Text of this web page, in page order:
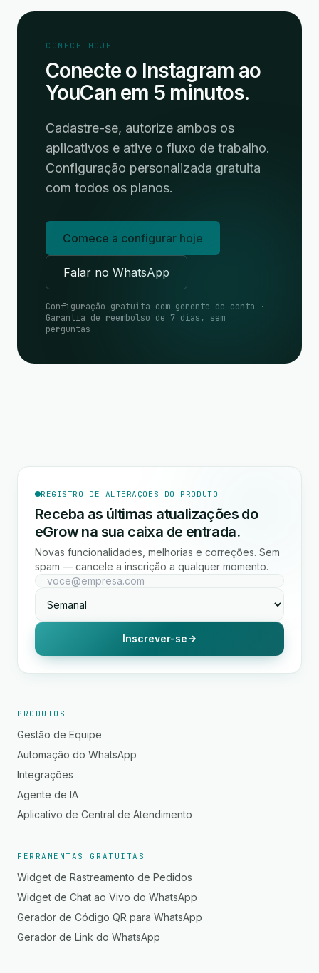
COMECE HOJE
Conecte o Instagram ao
YouCan em 5 minutos.
Cadastre-se, autorize ambos os
aplicativos e ative o fluxo de trabalho.
Configuração personalizada gratuita
com todos os planos.
Comece a configurar hoje
Falar no WhatsApp
Configuração gratuita com gerente de conta ·
Garantia de reembolso de 7 dias, sem
perguntas
REGISTRO DE ALTERAÇÕES DO PRODUTO
Receba as últimas atualizações do
eGrow na sua caixa de entrada.
Novas funcionalidades, melhorias e correções. Sem
spam — cancele a inscrição a qualquer momento.
Inscrever-se
PRODUTOS
Gestão de Equipe
Automação do WhatsApp
Integrações
Agente de IA
Aplicativo de Central de Atendimento
FERRAMENTAS GRATUITAS
Widget de Rastreamento de Pedidos
Widget de Chat ao Vivo do WhatsApp
Gerador de Código QR para WhatsApp
Gerador de Link do WhatsApp